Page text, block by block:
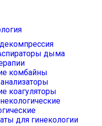
дыма
комбайны
коагуляторы
для гинекологии